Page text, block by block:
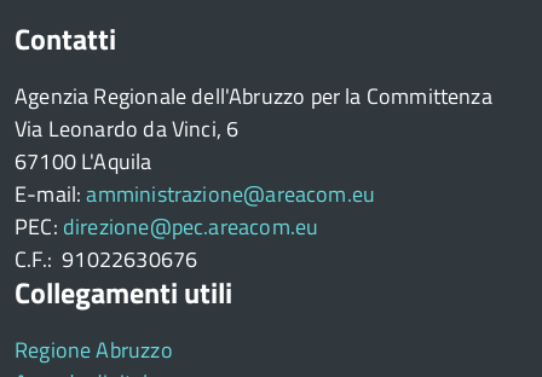
Contatti
Agenzia Regionale dell'Abruzzo per la Committenza
Via Leonardo da Vinci, 6
67100 L'Aquila
E-mail:amministrazione@areacom.eu
PEC: direzione@pec.areacom.eu
C.F.: 91022630676
Collegamenti utili
Regione Abruzzo